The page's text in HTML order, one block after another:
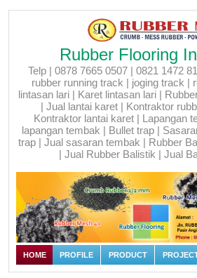
Rubber Flooring
Telp | 0878 7665 0507 | 0821 1472
rubber running track | joging track |
lintasan lari | Karet lintasan lari |
| Jual lantai karet | Kontraktor
Kontraktor lantai karet | Lapangan
lapangan tembak | Bullet trap |
trap | Jual sasaran tembak | Rubber
| Jual Rubber Balistik | Jual
HOME PROFILE PRODUCT